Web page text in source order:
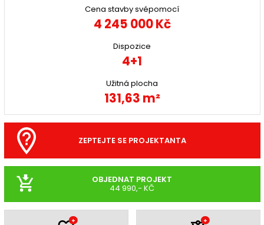
Cena stavby svépomocí
4 245 000 Kč
Dispozice
4+1
Užitná plocha
131,63 m²
ZEPTEJTE SE PROJEKTANTA
OBJEDNAT PROJEKT
44 990,- KČ
+ +